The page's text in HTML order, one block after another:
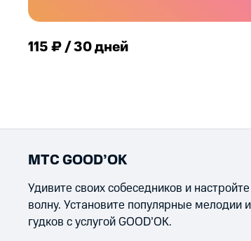
115 ₽ / 30 дней
МТС GOOD’OK
Удивите своих собеседников и
волну. Установите популярные мелодии
гудков с услугой GOOD’OK.